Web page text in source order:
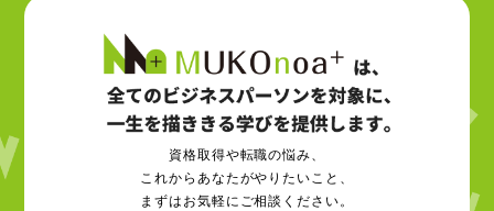
資格取得や転職の悩み、
これからあなたがやりたいこと、
まずはお気軽にご相談ください。